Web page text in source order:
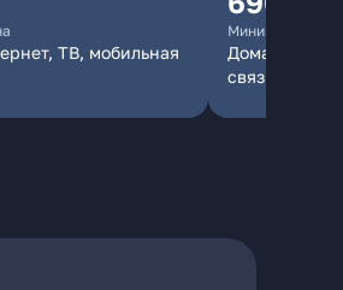
ТВ, мобильная
Минимальная
Домашний
связь